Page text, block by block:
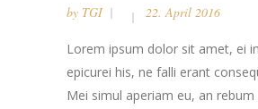
by TGI 22. April 2016
Lorem ipsum dolor sit amet, ei
epicurei his, ne falli erant
Mei simul aperiam eu, an rebum